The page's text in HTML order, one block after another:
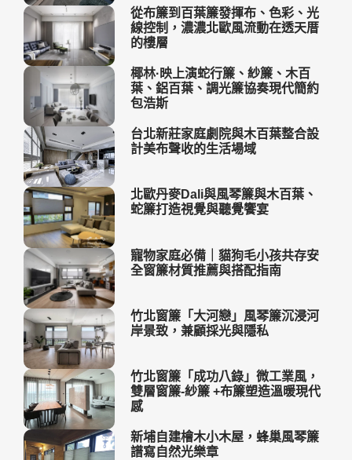
從布簾到百葉簾發揮布、色彩、光
線控制，濃濃北歐風流動在透天厝
的樓層
椰林·映上演蛇行簾、紗簾、木百
葉、鋁百葉、調光簾協奏現代簡約
包浩斯
台北新莊家庭劇院與木百葉整合設
計美布聲收的生活場域
北歐丹麥Dali與風琴簾與木百葉、
蛇簾打造視覺與聽覺饗宴
寵物家庭必備｜貓狗毛小孩共存安
全窗簾材質推薦與搭配指南
竹北窗簾「大河戀」風琴簾沉浸河
岸景致，兼顧採光與隱私
竹北窗簾「成功八錄」微工業風，
雙層窗簾-紗簾 +布簾塑造溫暖現代
感
新埔自建檜木小木屋，蜂巢風琴簾
譜寫自然光樂章